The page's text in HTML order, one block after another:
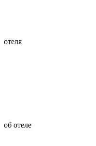
отеля
об отеле